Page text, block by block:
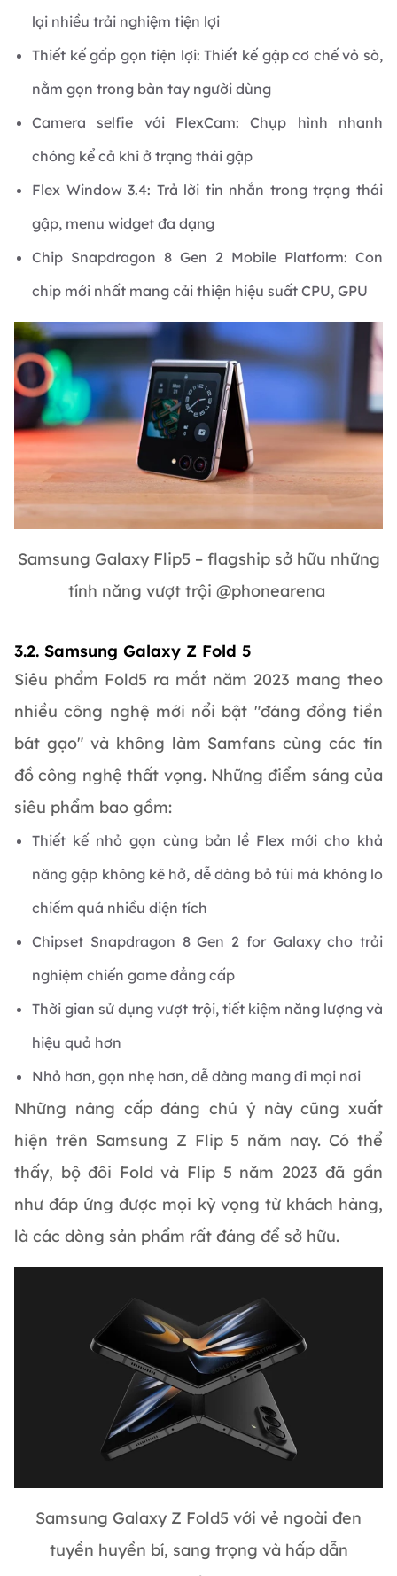
lại nhiều trải nghiệm tiện lợi
Thiết kế gấp gọn tiện lợi: Thiết kế gập cơ chế vỏ sò,
nằm gọn trong bàn tay người dùng
Camera selfie với FlexCam: Chụp hình nhanh
chóng kể cả khi ở trạng thái gập
Flex Window 3.4: Trả lời tin nhắn trong trạng thái
gập, menu widget đa dạng
Chip Snapdragon 8 Gen 2 Mobile Platform: Con
chip mới nhất mang cải thiện hiệu suất CPU, GPU
Samsung Galaxy Flip5 – flagship sở hữu những
tính năng vượt trội @phonearena
3.2. Samsung Galaxy Z Fold 5
Siêu phẩm Fold5 ra mắt năm 2023 mang theo
nhiều công nghệ mới nổi bật "đáng đồng tiền
bát gạo" và không làm Samfans cùng các tín
đồ công nghệ thất vọng. Những điểm sáng của
siêu phẩm bao gồm:
Thiết kế nhỏ gọn cùng bản lề Flex mới cho khả
năng gập không kẽ hở, dễ dàng bỏ túi mà không lo
chiếm quá nhiều diện tích
Chipset Snapdragon 8 Gen 2 for Galaxy cho trải
nghiệm chiến game đẳng cấp
Thời gian sử dụng vượt trội, tiết kiệm năng lượng và
hiệu quả hơn
Nhỏ hơn, gọn nhẹ hơn, dễ dàng mang đi mọi nơi
Những nâng cấp đáng chú ý này cũng xuất
hiện trên Samsung Z Flip 5 năm nay. Có thể
thấy, bộ đôi Fold và Flip 5 năm 2023 đã gần
như đáp ứng được mọi kỳ vọng từ khách hàng,
là các dòng sản phẩm rất đáng để sở hữu.
Samsung Galaxy Z Fold5 với vẻ ngoài đen
tuyền huyền bí, sang trọng và hấp dẫn